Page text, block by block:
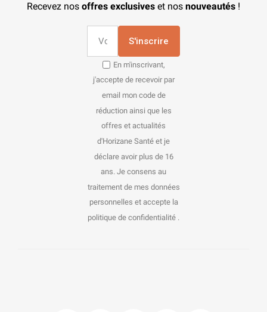
Recevez nos offres exclusives et nos nouveautés !
S'inscrire
En m'inscrivant,
j'accepte de recevoir par
email mon code de
réduction ainsi que les
offres et actualités
d'Horizane Santé et je
déclare avoir plus de 16
ans. Je consens au
traitement de mes données
personnelles et accepte la
politique de confidentialité .